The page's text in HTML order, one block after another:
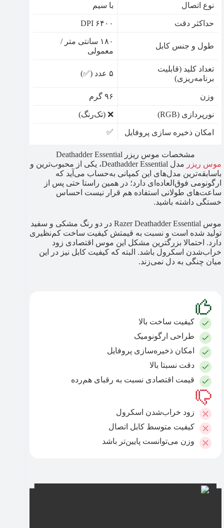
نوع اتصال با سیم
حداکثر دقت ۶۴۰۰ DPI
طول و جنس کابل
۱۸۰ سانتی متر /
معمولی
تعداد کلید (قابلیت
برنامه‌ریزی)
۵ عدد (✅)
وزن ۹۶ گرم
نورپردازی (RGB) ❌ (تک‌رنگ)
امکان ذخیره سازی پروفایل ✅
مشخصات موس ریزر Deathadder Essential
موس ریزر
مدل Deathadder Essential، یکی از محبوب‌ترین و
باسابقه‌ترین مدل‌های این کمپانی به‌حساب می‌آید که
ارگونومی فوق‌العاده‌ای دارد؛ در همین راستا حتی پس از
ساعت‌های طولانی استفاده هم قرار نیست احساس
خستگی داشته باشید.
موس Razer Deathadder Essential در دو رنگ مشکی و سفید
تولید شده است و نسبت به قیمتش کیفیت ساخت کم‌نظیری
دارد. احتمالا بزرگترین مشکل این موس اقتصادی زود
خراب‌شدن اسکرول باشد. البته که کیفیت کابل نیز در این
میان چنگی به دل نمی‌زند.
کیفیت ساخت بالا
طراحی ارگونومیک
امکان‌ ذخیره‌سازی پروفایل
دقت نسبتا بالا
قیمت اقتصادی نسبت به رقبای هم‌رده
زود خراب‌شدن اسکرول
کیفیت متوسط کابل اتصال
وزن می‌توانست پایین‌تر باشد